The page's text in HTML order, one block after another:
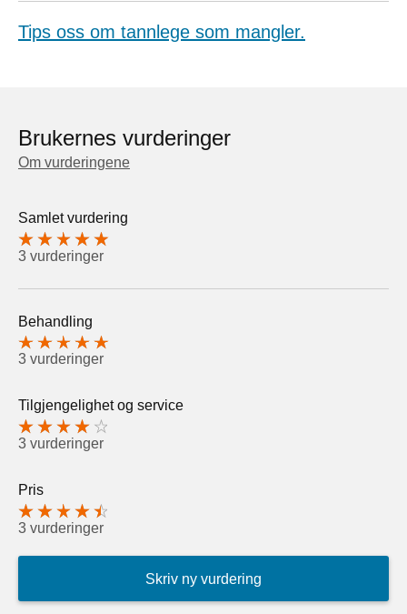
Tips oss om tannlege som mangler.
Brukernes vurderinger
Om vurderingene
Samlet vurdering
3 vurderinger
Behandling
3 vurderinger
Tilgjengelighet og service
3 vurderinger
Pris
3 vurderinger
Skriv ny vurdering